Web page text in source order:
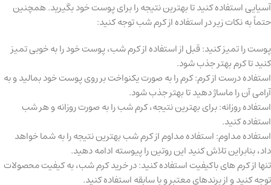
آسیایی استفاده کنید تا بهترین نتیجه را برای پوست خود بگیرید. همچنین
حتماً به نکات زیر در استفاده از کرم شب توجه کنید:
پوست را تمیز کنید: قبل از استفاده از کرم شب، پوست خود را به خوبی تمیز
کنید تا کرم بهتر جذب شود.
استفاده درست از کرم: کرم را به صورت یکنواخت بر روی پوست خود بمالید و به
آرامی آن را ماساژ دهید تا بهتر جذب شود.
استفاده روزانه: برای بهترین نتیجه، کرم شب را به صورت روزانه و هر شب
استفاده کنید.
استفاده مداوم: استفاده مداوم از کرم شب بهترین نتیجه را به شما خواهد
داد، بنابراین تلاش کنید این روتین را پیوسته ادامه دهید.
تنها از کرم های باکیفیت استفاده کنید: در خرید کرم شب، به کیفیت محصولات
توجه کنید و از برندهای معتبر و با سابقه استفاده کنید.